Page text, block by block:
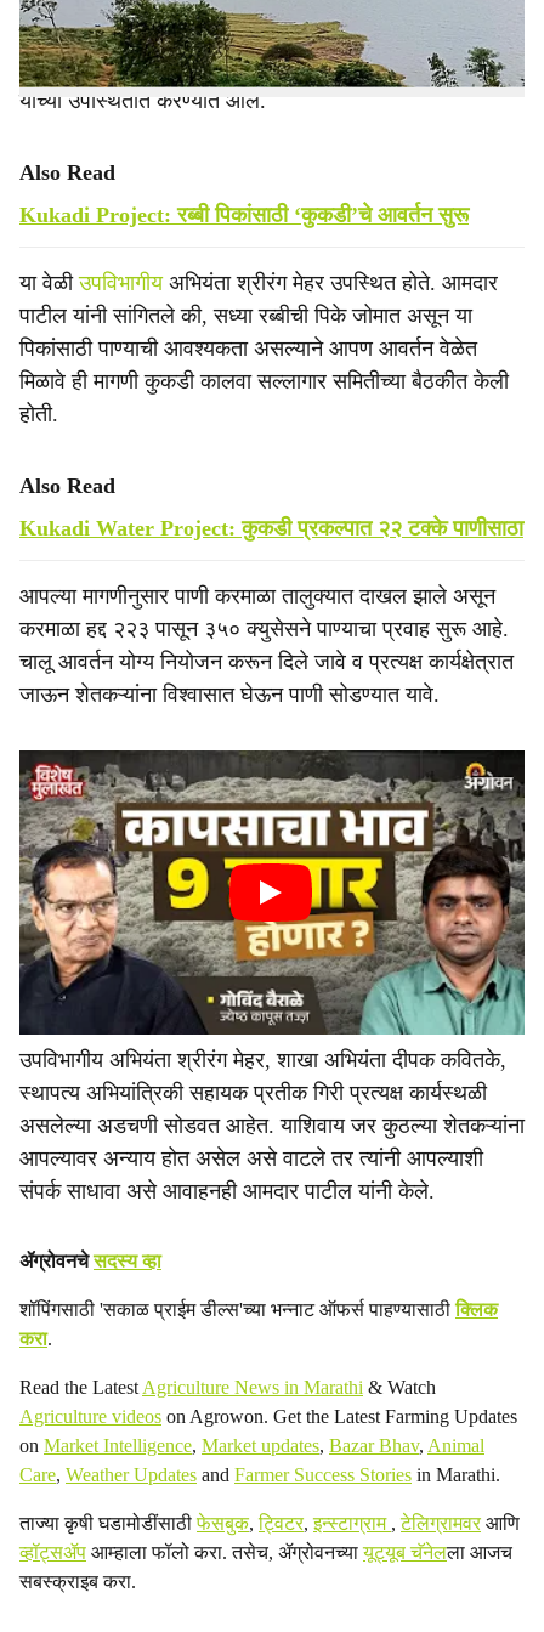
पृथ्वीराज पाटील, बिभीषण आवटे, अभयसिंह राजेभोसले, सुभाष
आवटे, जगदीश निंबाळकर, केशव चोपडे, अशोक राऊत, गणपत ढेरे
यांच्या उपस्थितीत करण्यात आले.
Also Read
Kukadi Project: रब्बी पिकांसाठी ‘कुकडी’चे आवर्तन सुरू
या वेळीउपविभागीय अभियंता श्रीरंग मेहर उपस्थित होते. आमदार
पाटील यांनी सांगितले की, सध्या रब्बीची पिके जोमात असून या
पिकांसाठी पाण्याची आवश्यकता असल्याने आपण आवर्तन वेळेत
मिळावे ही मागणी कुकडी कालवा सल्लागार समितीच्या बैठकीत केली
होती.
Also Read
Kukadi Water Project: कुकडी प्रकल्पात २२ टक्के पाणीसाठा
आपल्या मागणीनुसार पाणी करमाळा तालुक्यात दाखल झाले असून
करमाळा हद्द २२३ पासून ३५० क्युसेसने पाण्याचा प्रवाह सुरू आहे.
चालू आवर्तन योग्य नियोजन करून दिले जावे व प्रत्यक्ष कार्यक्षेत्रात
जाऊन शेतकऱ्यांना विश्वासात घेऊन पाणी सोडण्यात यावे.
उपविभागीय अभियंता श्रीरंग मेहर, शाखा अभियंता दीपक कवितके,
स्थापत्य अभियांत्रिकी सहायक प्रतीक गिरी प्रत्यक्ष कार्यस्थळी
असलेल्या अडचणी सोडवत आहेत. याशिवाय जर कुठल्या शेतकऱ्यांना
आपल्यावर अन्याय होत असेल असे वाटले तर त्यांनी आपल्याशी
संपर्क साधावा असे आवाहनही आमदार पाटील यांनी केले.
ॲग्रोवनचेसदस्य व्हा
शॉपिंगसाठी 'सकाळ प्राईम डील्स'च्या भन्नाट ऑफर्स पाहण्यासाठीक्लिक
करा.
Read the Latest Agriculture News in Marathi & Watch
Agriculture videos on Agrowon. Get the Latest Farming Updates
on Market Intelligence, Market updates, Bazar Bhav, Animal
Care, Weather Updates and Farmer Success Stories in Marathi.
ताज्या कृषी घडामोडींसाठीफेसबुक,ट्विटर,इन्स्टाग्राम ,टेलिग्रामवरआणि
व्हॉट्सॲप आम्हाला फॉलो करा. तसेच, ॲग्रोवनच्यायूट्यूब चॅनेलला आजच
सबस्क्राइब करा.